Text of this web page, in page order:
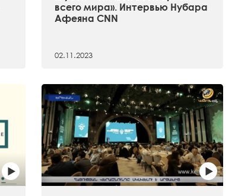
всего мира». Интервью Нубара
Афеяна CNN
02.11.2023